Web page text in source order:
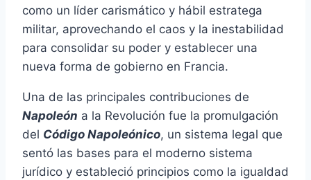
como un líder carismático y hábil estratega
militar, aprovechando el caos y la inestabilidad
para consolidar su poder y establecer una
nueva forma de gobierno en Francia.
Una de las principales contribuciones de
Napoleón a la Revolución fue la promulgación
del Código Napoleónico, un sistema legal que
sentó las bases para el moderno sistema
jurídico y estableció principios como la igualdad